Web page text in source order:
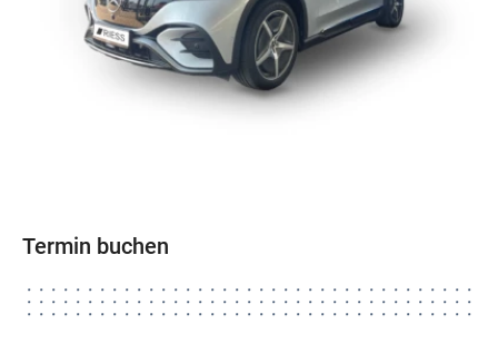
Termin buchen